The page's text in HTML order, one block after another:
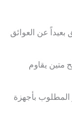
عن العوائق
متين يقاوم
المطلوب بأجهزة